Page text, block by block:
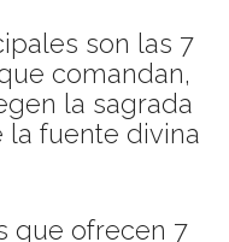
son las 7
comandan,
la sagrada
la fuente divina
que ofrecen 7